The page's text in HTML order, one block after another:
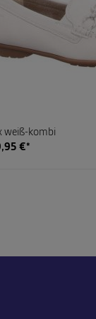
weiß-kombi
€*